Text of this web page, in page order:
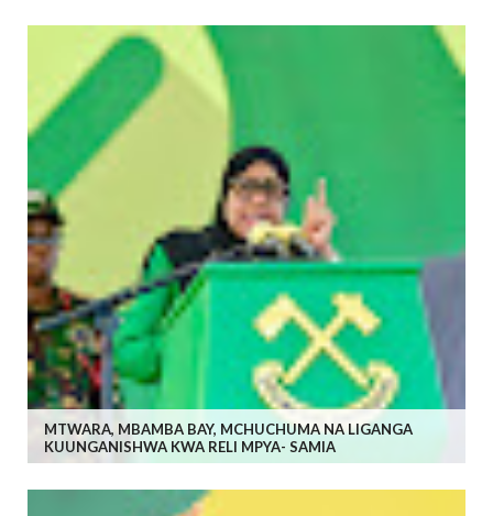
MTWARA, MBAMBA BAY, MCHUCHUMA NA LIGANGA
KUUNGANISHWA KWA RELI MPYA- SAMIA